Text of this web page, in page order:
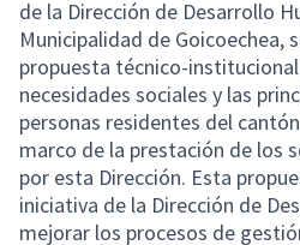
de la Dirección de Desarrollo
Municipalidad de Goicoechea,
propuesta técnico-
necesidades sociales y las
personas residentes del
marco de la prestación de los
por esta Dirección. Esta
iniciativa de la Dirección de
mejorar los procesos de